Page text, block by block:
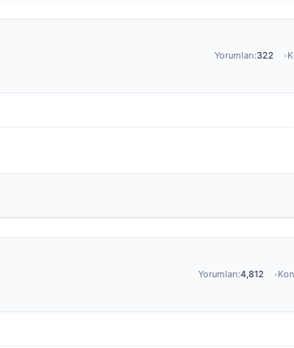
Yorumları:322
Yorumları:4,812